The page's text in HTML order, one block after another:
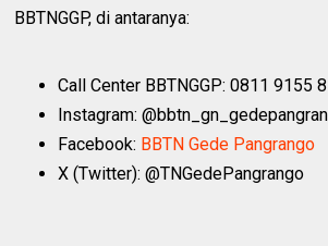
BBTNGGP, di antaranya:
Call Center BBTNGGP: 0811 9155
Instagram:
Facebook: BBTN Gede Pangrango
X (Twitter): @TNGedePangrango